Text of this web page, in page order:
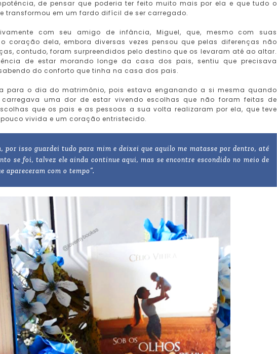
de pensar que poderia ter feito muito mais por ela e que tudo o
transformou em um fardo difícil de ser carregado.
com seu amigo de infância, Miguel, que, mesmo com suas
coração dela, embora diversas vezes pensou que pelas diferenças não
contudo, foram surpreendidos pelo destino que os levaram até ao altar.
de estar morando longe da casa dos pais, sentiu que precisava
do conforto que tinha na casa dos pais.
para o dia do matrimônio, pois estava enganando a si mesma quando
uma dor de estar vivendo escolhas que não foram feitas de
que os pais e as pessoas a sua volta realizaram por ela, que teve
vivida e um coração entristecido.
por isso guardei tudo para mim e deixei que aquilo me matasse por dentro, até
se foi, talvez ele ainda continue aqui, mas se encontre escondido no meio de
com o tempo”.